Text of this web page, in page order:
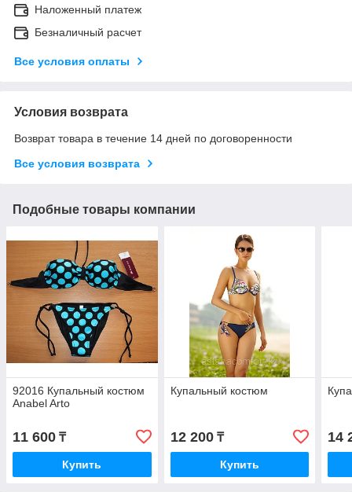
Наложенный платеж
Безналичный расчет
Все условия оплаты
Условия возврата
Возврат товара в течение 14 дней по договоренности
Все условия возврата
Подобные товары компании
92016 Купальный костюм
Anabel Arto
11 600 ₸
Купить
Купальный костюм
12 200₸
Купить
14